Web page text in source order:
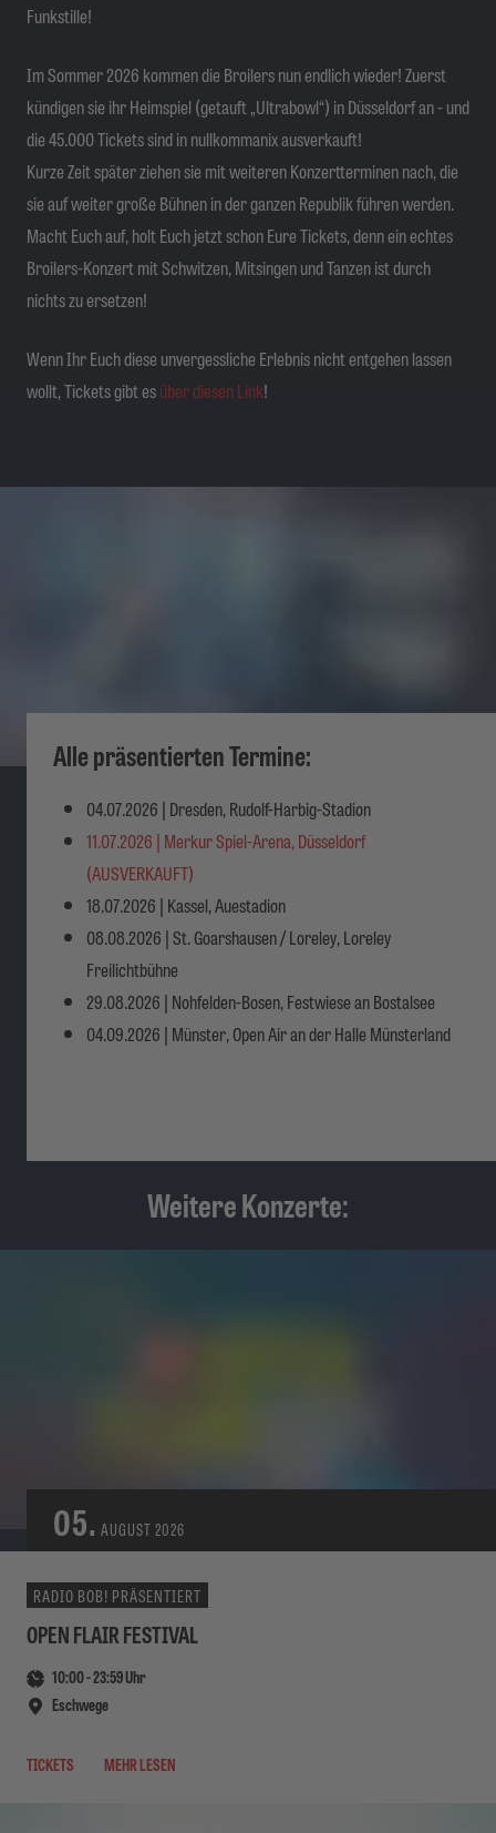
Funkstille!
Im Sommer 2026 kommen die Broilers nun endlich wieder! Zuerst
kündigen sie ihr Heimspiel (getauft „Ultrabowl“) in Düsseldorf an - und
die 45.000 Tickets sind in nullkommanix ausverkauft!
Kurze Zeit später ziehen sie mit weiteren Konzertterminen nach, die
sie auf weiter große Bühnen in der ganzen Republik führen werden.
Macht Euch auf, holt Euch jetzt schon Eure Tickets, denn ein echtes
Broilers-Konzert mit Schwitzen, Mitsingen und Tanzen ist durch
nichts zu ersetzen!
Wenn Ihr Euch diese unvergessliche Erlebnis nicht entgehen lassen
wollt, Tickets gibt esüber diesen Link!
Alle präsentierten Termine:
04.07.2026 | Dresden, Rudolf-Harbig-Stadion
11.07.2026 | Merkur Spiel-Arena, Düsseldorf
(AUSVERKAUFT)
18.07.2026 | Kassel, Auestadion
08.08.2026 | St. Goarshausen / Loreley, Loreley
Freilichtbühne
29.08.2026 | Nohfelden-Bosen, Festwiese an Bostalsee
04.09.2026 | Münster, Open Air an der Halle Münsterland
Weitere Konzerte:
05. AUGUST 2026
RADIO BOB! PRÄSENTIERT
OPEN FLAIR FESTIVAL
10:00-23:59Uhr
Eschwege
TICKETS MEHR LESEN